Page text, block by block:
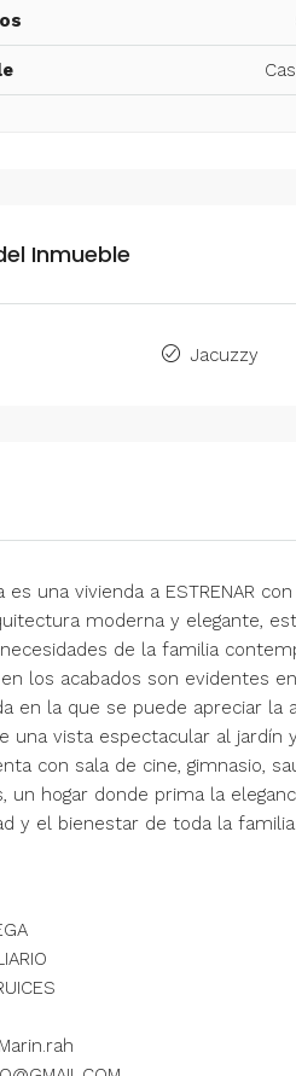
Inmueble
Jacuzzy
es una vivienda a ESTRENAR
moderna y elegante,
de la familia
los acabados son evidentes
en la que se puede apreciar la
una vista espectacular al
con sala de cine, gimnasio,
un hogar donde prima la
y el bienestar de toda la